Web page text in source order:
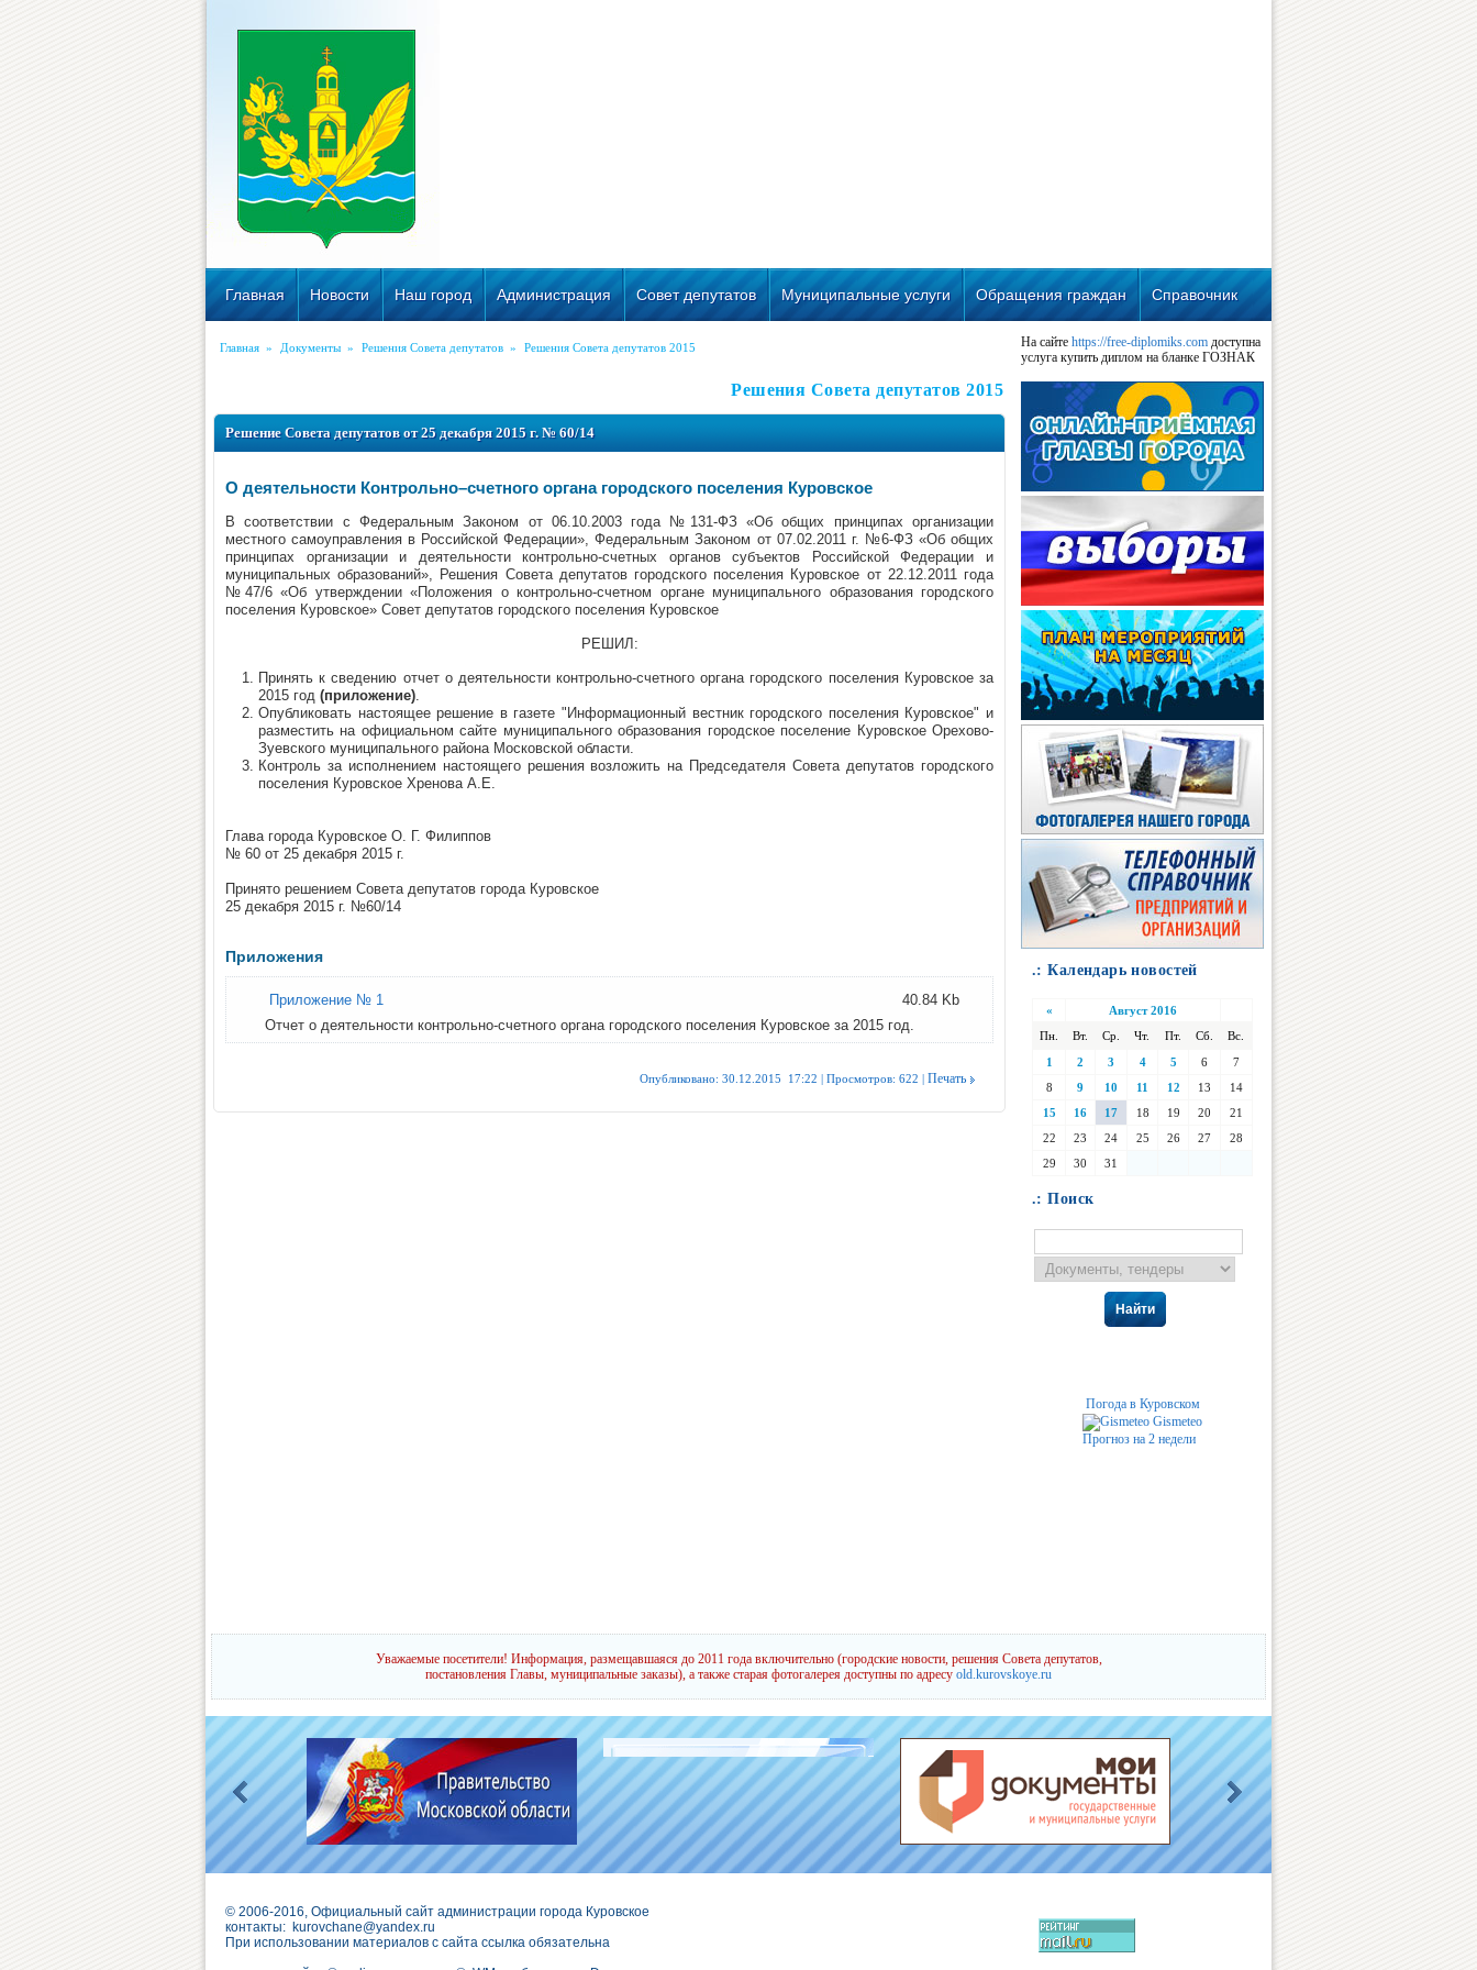
Главная Новости Наш город Администрация Совет депутатов Муниципальные услуги Обращения граждан Справочник
Главная » Документы » Решения Совета депутатов » Решения Совета депутатов 2015
Решения Совета депутатов 2015
Решение Совета депутатов от 25 декабря 2015 г. № 60/14
О деятельности Контрольно–счетного органа городского поселения Куровское
В соответствии с Федеральным Законом от 06.10.2003 года №131-ФЗ «Об общих принципах организации
местного самоуправления в Российской Федерации», Федеральным Законом от 07.02.2011 г. №6-ФЗ «Об общих
принципах организации и деятельности контрольно-счетных органов субъектов Российской Федерации и
муниципальных образований», Решения Совета депутатов городского поселения Куровское от 22.12.2011 года
№47/6 «Об утверждении «Положения о контрольно-счетном органе муниципального образования городского
поселения Куровское» Совет депутатов городского поселения Куровское
РЕШИЛ:
Принять к сведению отчет о деятельности контрольно-счетного органа городского поселения Куровское за
2015 год (приложение).
Опубликовать настоящее решение в газете "Информационный вестник городского поселения Куровское" и
разместить на официальном сайте муниципального образования городское поселение Куровское Орехово-
Зуевского муниципального района Московской области.
Контроль за исполнением настоящего решения возложить на Председателя Совета депутатов городского
поселения Куровское Хренова А.Е.
Глава города Куровское О. Г. Филиппов
№ 60 от 25 декабря 2015 г.
Принято решением Совета депутатов города Куровское
25 декабря 2015 г. №60/14
Приложения
Приложение № 1
40.84 Kb
Отчет о деятельности контрольно-счетного органа городского поселения Куровское за 2015 год.
Опубликовано: 30.12.2015 17:22 | Просмотров: 622 | Печать
На сайте https://free-diplomiks.com доступна
услуга купить диплом на бланке ГОЗНАК
.: Календарь новостей
«
Август 2016
Пн.
Вт. Ср. Чт. Пт. Сб.
Вс.
1
2 3 4 5 6
7
8
9 10 11 12 13
14
15
16 17 18 19 20
21
22
23 24 25 26 27
28
29
30 31
.: Поиск
Найти
Погода в Куровском
Gismeteo
Прогноз на 2 недели
Уважаемые посетители! Информация, размещавшаяся до 2011 года включительно (городские новости, решения Совета депутатов,
постановления Главы, муниципальные заказы), а также старая фотогалерея доступны по адресу old.kurovskoye.ru
© 2006-2016, Официальный сайт администрации города Куровское
контакты: kurovchane@yandex.ru
При использовании материалов с сайта ссылка обязательна